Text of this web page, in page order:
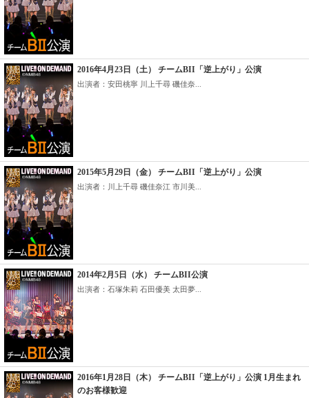
2016年4月23日（土） チームBII「逆上がり」公演
出演者：安田桃寧 川上千尋 磯佳奈...
2015年5月29日（金） チームBII「逆上がり」公演
出演者：川上千尋 磯佳奈江 市川美...
2014年2月5日（水） チームBII公演
出演者：石塚朱莉 石田優美 太田夢...
2016年1月28日（木） チームBII「逆上がり」公演 1月生まれ
のお客様歓迎